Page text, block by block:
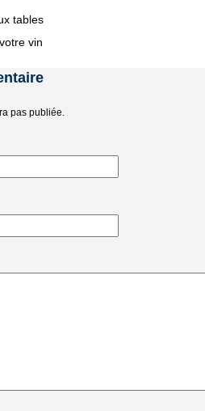
tables
vin
pas publiée.